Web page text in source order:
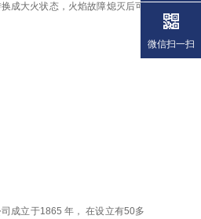
成大火状态，火焰故障熄灭后可
成立于1865 年， 在设立有50多
微信扫一扫